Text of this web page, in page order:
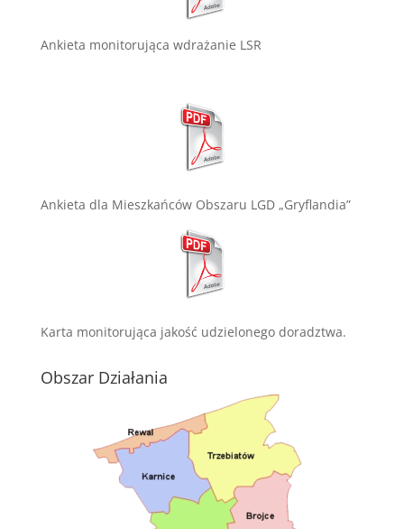
Ankieta monitorująca wdrażanie LSR
Ankieta dla Mieszkańców Obszaru LGD „Gryflandia”
Karta monitorująca jakość udzielonego doradztwa.
Obszar Działania